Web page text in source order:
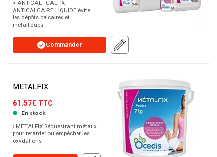
> ANTICAL - CALFIX
ANTICALCAIRE LIQUIDE évite
les dépôts calcaires et
métalliques
Commander
METALFIX
61.57€ TTC
En stock
>METALFIX Séquestrant métaux
pour retarder ou empêcher les
oxydations